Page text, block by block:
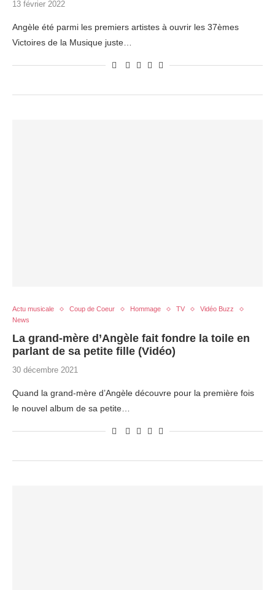
13 février 2022
Angèle été parmi les premiers artistes à ouvrir les 37èmes
Victoires de la Musique juste…
Actu musicale Coup de Coeur Hommage TV
Vidéo Buzz
News
La grand-mère d’Angèle fait fondre la toile en
parlant de sa petite fille (Vidéo)
30 décembre 2021
Quand la grand-mère d’Angèle découvre pour la première fois
le nouvel album de sa petite…